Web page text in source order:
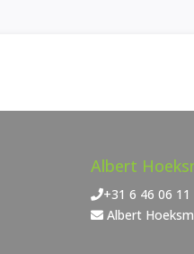
Albert
+31 6 46 06 11
Albert